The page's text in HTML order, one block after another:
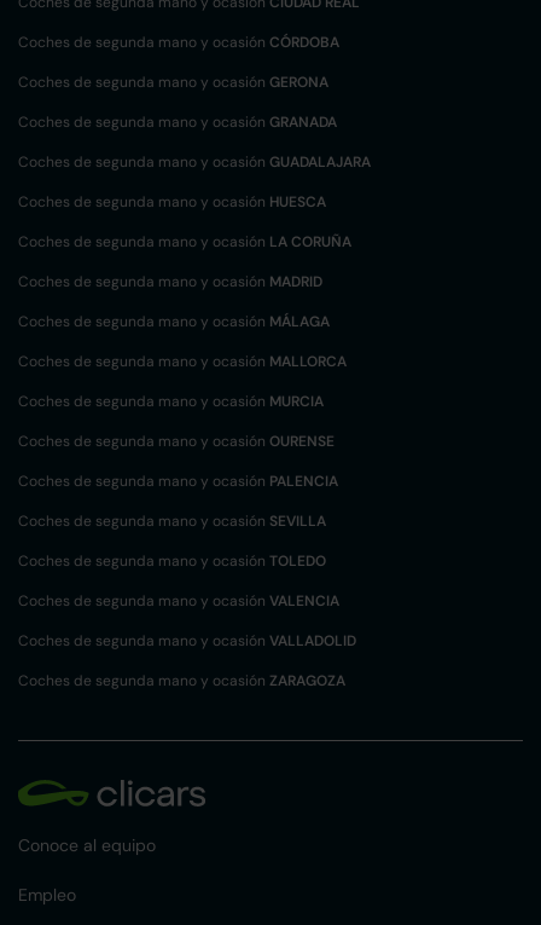
Coches de segunda mano y ocasión CÓRDOBA
Coches de segunda mano y ocasión GERONA
Coches de segunda mano y ocasión GRANADA
Coches de segunda mano y ocasión GUADALAJARA
Coches de segunda mano y ocasión HUESCA
Coches de segunda mano y ocasión LA CORUÑA
Coches de segunda mano y ocasión MADRID
Coches de segunda mano y ocasión MÁLAGA
Coches de segunda mano y ocasión MALLORCA
Coches de segunda mano y ocasión MURCIA
Coches de segunda mano y ocasión OURENSE
Coches de segunda mano y ocasión PALENCIA
Coches de segunda mano y ocasión SEVILLA
Coches de segunda mano y ocasión TOLEDO
Coches de segunda mano y ocasión VALENCIA
Coches de segunda mano y ocasión VALLADOLID
Coches de segunda mano y ocasión ZARAGOZA
Conoce al equipo
Empleo